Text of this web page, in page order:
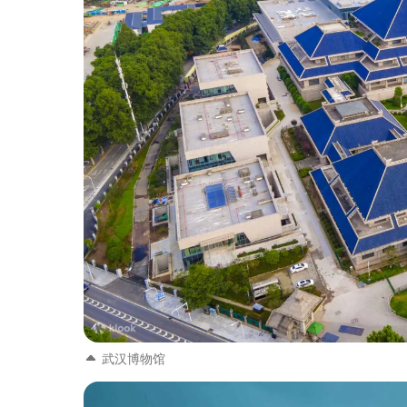
武汉博物馆